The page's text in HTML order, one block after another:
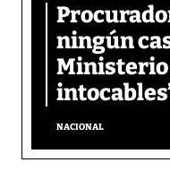
ningún
Ministerio
NACIONAL